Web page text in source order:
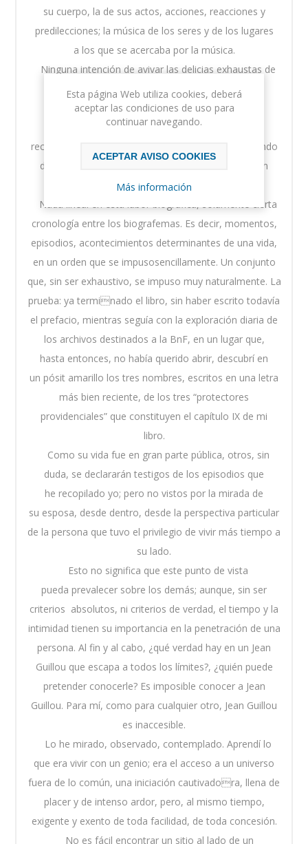
su cuerpo, la de sus actos, acciones, reacciones y
predilecciones; la música de los seres y de los lugares
a los que se acercaba por la música.
Ninguna intención de avivar las delicias exhaustas de
un paraíso perdido, pero ¿quién puede jamás
deshacerse de la felicidad?
Es sólo el deseo de presentar los hechos, los
recuerdos que ofrecen una posible relectura del mundo
de Jean Guillou, del mundo visto por él. Abstracción
hecha de la potencia transfiguradora del amor.
Nada lineal en esta labor biográfica, solamente cierta
cronología entre los biografemas. Es decir, momentos,
episodios, acontecimientos determinantes de una vida,
en un orden que se impusosencillamente. Un conjunto
que, sin ser exhaustivo, se impuso muy naturalmente. La
prueba: ya terminado el libro, sin haber escrito todavía
el prefacio, mientras seguía con la exploración diaria de
los archivos destinados a la BnF, en un lugar que,
hasta entonces, no había querido abrir, descubrí en
un pósit amarillo los tres nombres, escritos en una letra
más bien reciente, de los tres “protectores
providenciales” que constituyen el capítulo IX de mi
libro.
Como su vida fue en gran parte pública, otros, sin
duda, se declararán testigos de los episodios que
he recopilado yo; pero no vistos por la mirada de
su esposa, desde dentro, desde la perspectiva particular
de la persona que tuvo el privilegio de vivir más tiempo a
su lado.
Esto no significa que este punto de vista
pueda prevalecer sobre los demás; aunque, sin ser
criterios absolutos, ni criterios de verdad, el tiempo y la
intimidad tienen su importancia en la penetración de una
persona. Al fin y al cabo, ¿qué verdad hay en un Jean
Guillou que escapa a todos los límites?, ¿quién puede
pretender conocerle? Es imposible conocer a Jean
Guillou. Para mí, como para cualquier otro, Jean Guillou
es inaccesible.
Lo he mirado, observado, contemplado. Aprendí lo
que era vivir con un genio; era el acceso a un universo
fuera de lo común, una iniciación cautivadora, llena de
placer y de intenso ardor, pero, al mismo tiempo,
exigente y exento de toda facilidad, de toda concesión.
No es fácil encontrar un sitio al lado de un
Esta página Web utiliza cookies, deberá
aceptar las condiciones de uso para
continuar navegando.
ACEPTAR AVISO COOKIES
Más información